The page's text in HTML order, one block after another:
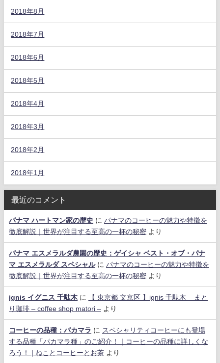
2018年8月
2018年7月
2018年6月
2018年5月
2018年4月
2018年3月
2018年2月
2018年1月
最近のコメント
パナマ ハートマン家の歴史 に パナマのコーヒーの魅力や特徴を
徹底解説｜世界が注目する至高の一杯の秘密 より
パナマ エスメラルダ農園の歴史：ゲイシャ ベスト・オブ・パナ
マ エスメラルダ スペシャルに パナマのコーヒーの魅力や特徴を
徹底解説｜世界が注目する至高の一杯の秘密 より
ignis イグニス 千駄木 に
【 東京都 文京区 】ignis 千駄木 – まと
り珈琲 – coffee shop matori – より
コーヒーの品種：パカマラ に スペシャリティコーヒーにも登場
する品種「パカマラ種」のご紹介！｜コーヒーの品種に詳しくな
ろう！ | ねことコーヒーとお茶 より